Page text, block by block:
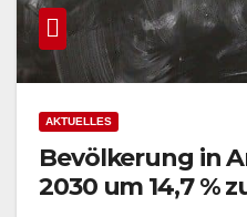
AKTUELLES
Bevölkerung in
2030 um 14,7 %